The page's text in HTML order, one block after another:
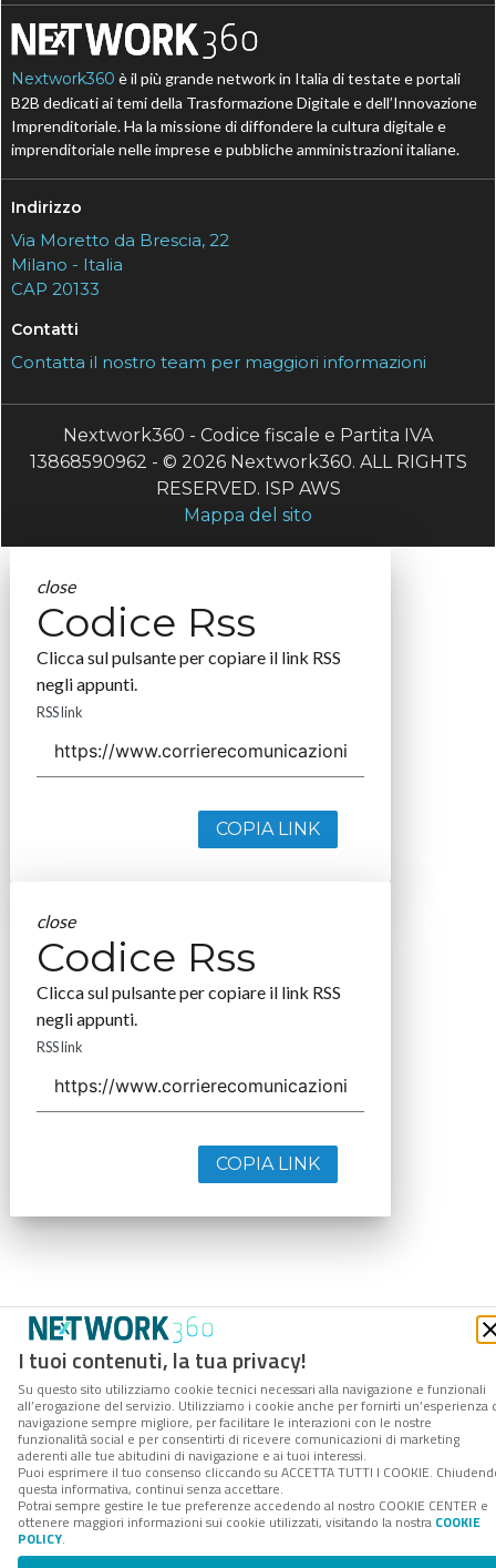
I tuoi contenuti, la tua privacy!
Su questo sito utilizziamo cookie tecnici necessari alla navigazione e funzionali
all’erogazione del servizio. Utilizziamo i cookie anche per fornirti un’esperienza
navigazione sempre migliore, per facilitare le interazioni con le nostre
funzionalità social e per consentirti di ricevere comunicazioni di marketing
aderenti alle tue abitudini di navigazione e ai tuoi interessi.
Puoi esprimere il tuo consenso cliccando su ACCETTA TUTTI I COOKIE.
questa informativa, continui senza accettare.
Potrai sempre gestire le tue preferenze accedendo al nostro COOKIE CENTER e
ottenere maggiori informazioni sui cookie utilizzati, visitando la nostra COOKIE
POLICY.
Nextwork360 è il più grande network in Italia di testate e portali
B2B dedicati ai temi della Trasformazione Digitale e dell’Innovazione
Imprenditoriale. Ha la missione di diffondere la cultura digitale e
imprenditoriale nelle imprese e pubbliche amministrazioni italiane.
Indirizzo
Via Moretto da Brescia, 22
Milano - Italia
CAP 20133
Contatti
Contatta il nostro team per maggiori informazioni
Nextwork360 - Codice fiscale e Partita IVA
13868590962 - © 2026 Nextwork360. ALL RIGHTS
RESERVED. ISP AWS
Mappa del sito
close
Codice Rss
Clicca sul pulsante per copiare il link RSS
negli appunti.
RSS link
COPIA LINK
close
Codice Rss
Clicca sul pulsante per copiare il link RSS
negli appunti.
RSS link
COPIA LINK